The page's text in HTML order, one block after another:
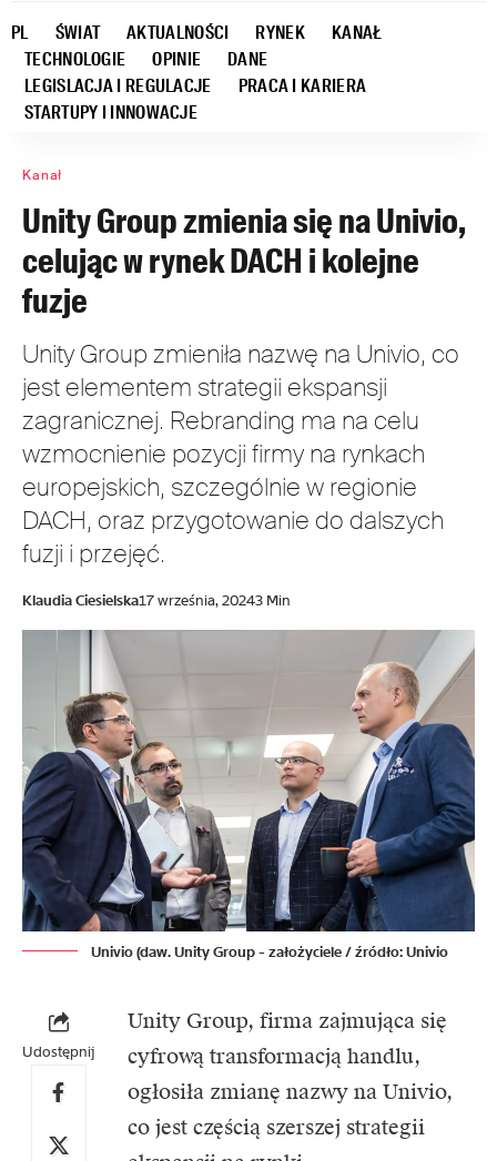
PL ŚWIAT AKTUALNOŚCI RYNEK
KANAŁ
TECHNOLOGIE
OPINIE
DANE
LEGISLACJA I REGULACJE
PRACA I KARIERA
STARTUPY I INNOWACJE
Kanał
Unity Group zmienia się na Univio,
celując w rynek DACH i kolejne
fuzje
Unity Group zmieniła nazwę na Univio, co
jest elementem strategii ekspansji
zagranicznej. Rebranding ma na celu
wzmocnienie pozycji firmy na rynkach
europejskich, szczególnie w regionie
DACH, oraz przygotowanie do dalszych
fuzji i przejęć.
Klaudia Ciesielska17 września, 20243 Min
Univio (daw. Unity Group - założyciele / źródło: Univio
Udostępnij
Unity Group, firma zajmująca się
cyfrową transformacją handlu,
ogłosiła zmianę nazwy na Univio,
co jest częścią szerszej strategii